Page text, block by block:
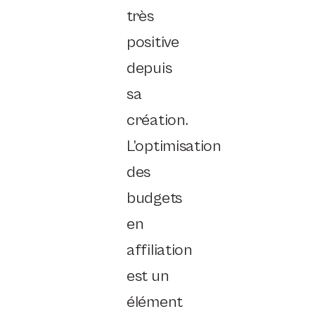
très
positive
depuis
sa
création.
L’optimisation
des
budgets
en
affiliation
est un
élément